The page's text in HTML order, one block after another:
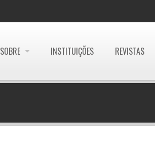
SOBRE INSTITUIÇÕES REVISTAS